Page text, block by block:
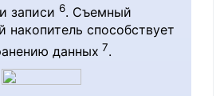
Ultra 5
processor
(Series 3):
Intel
записи 6. Съемный
накопитель способствует
данных 7.